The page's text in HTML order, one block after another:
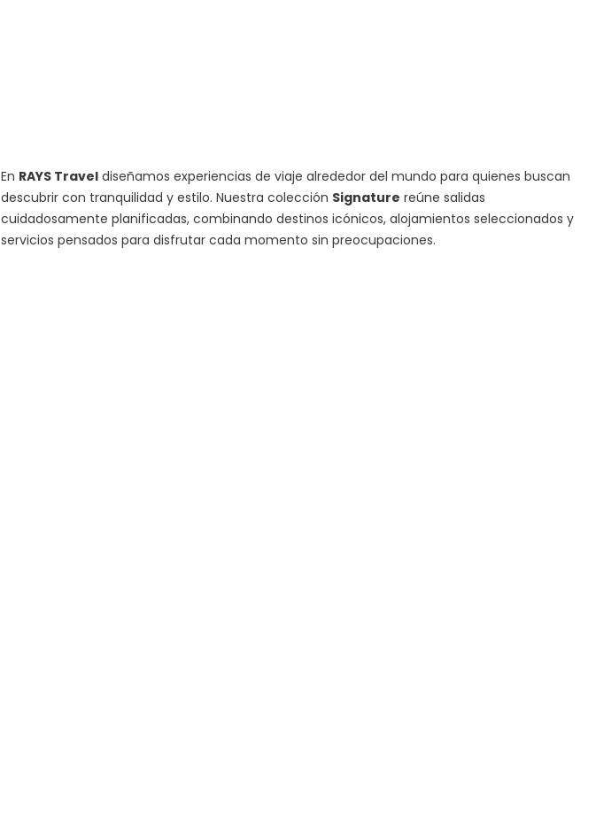
En RAYS Travel diseñamos experiencias de viaje alrededor del mundo para quienes buscan
descubrir con tranquilidad y estilo. Nuestra colección Signature reúne salidas
cuidadosamente planificadas, combinando destinos icónicos, alojamientos seleccionados y
servicios pensados para disfrutar cada momento sin preocupaciones.